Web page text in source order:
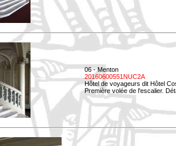
06 - Menton
20160600551NUC2A
Hôtel de voyageurs dit Hôtel
Première volée de l'escalier.